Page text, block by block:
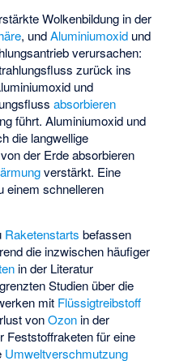
Wolkenbildung in der
, undAluminiumoxid und
verursachen:
zurück ins
und
absorbieren
führt. Aluminiumoxid und
die langwellige
von der Erde absorbieren
verstärkt. Eine
einem schnelleren
Raketenstarts befassen
die inzwischen häufiger
in der Literatur
Studien über die
mit Flüssigtreibstoff
vonOzon in der
Feststoffraketen für eine
Umweltverschmutzung